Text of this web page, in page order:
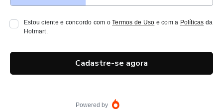
Estou ciente e concordo com oTermos de Uso e com a Políticas da
Hotmart.
Cadastre-se agora
Powered by